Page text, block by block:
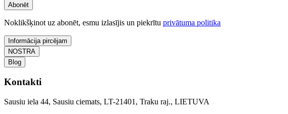
Abonēt
Noklikšķinot uz abonēt, esmu izlasījis un piekrītu privātuma politika
Informācija pircējam
NOSTRA
Blog
Kontakti
Sausiu iela 44, Sausiu ciemats, LT-21401, Traku raj., LIETUVA